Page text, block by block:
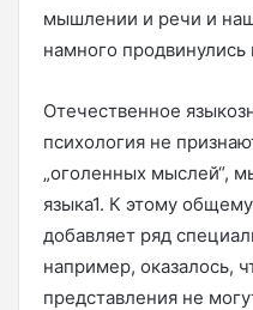
мышлении и речи и
намного продвинулись
Отечественное
психология не
„оголенных мыслей“,
языка1. К этому
добавляет ряд
например, оказалось,
представления не